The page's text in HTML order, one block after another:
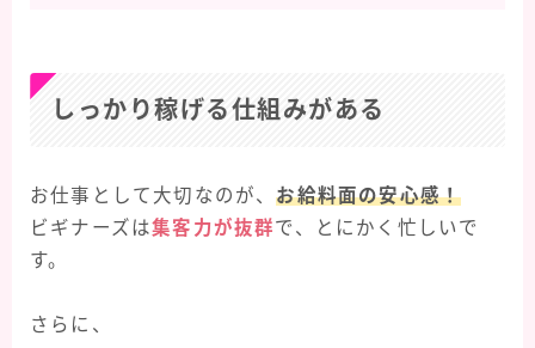
しっかり稼げる仕組みがある
お仕事として大切なのが、お給料面の安心感！
ビギナーズは集客力が抜群で、とにかく忙しいで
す。
さらに、